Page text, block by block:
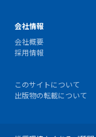
会社情報
会社概要
採用情報
このサイトについて
出版物の転載について